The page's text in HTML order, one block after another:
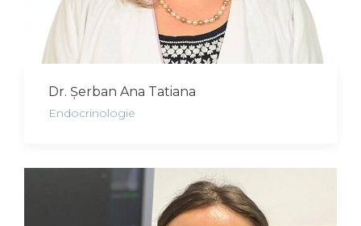
Dr. Șerban Ana Tatiana
Endocrinologie